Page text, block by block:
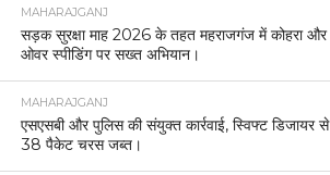
MAHARAJGANJ
सड़क सुरक्षा माह 2026 के तहत महराजगंज में कोहरा और
ओवर स्पीडिंग पर सख्त अभियान।
MAHARAJGANJ
एसएसबी और पुलिस की संयुक्त कार्रवाई, स्विफ्ट डिजायर से
38 पैकेट चरस जब्त।